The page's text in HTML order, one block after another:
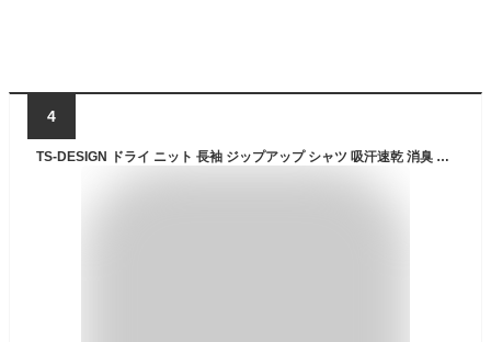
4
TS-DESIGN ドライ ニット 長袖 ジップアップ シャツ 吸汗速乾 消臭 春夏 秋冬 作業着 作業服 おしゃれ カジュアル スポーツ ゴルフ テニス メンズ レディース ホワイト ネイビー ブルー ブラック 白 紺 青 黒 TSデザイン 藤和 [ネコポス] tw-3025